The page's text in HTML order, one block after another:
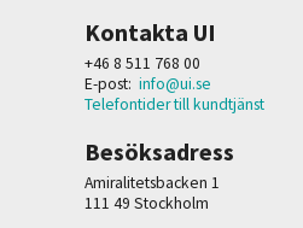
Kontakta UI
+46 8 511 768 00
E-post: info@ui.se
Telefontider till kundtjänst
Besöksadress
Amiralitetsbacken 1
111 49 Stockholm